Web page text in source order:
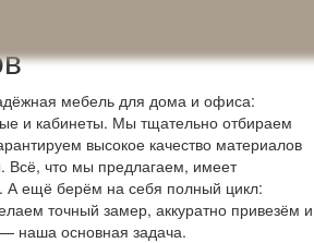
мебель для дома и офиса:
и кабинеты. Мы тщательно отбираем
высокое качество материалов
Всё, что мы предлагаем, имеет
А ещё берём на себя полный цикл:
точный замер, аккуратно привезём и
наша основная задача.